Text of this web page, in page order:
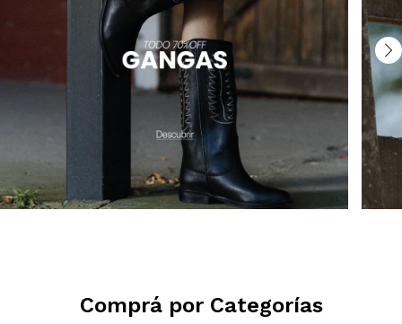
Comprá por Categorías